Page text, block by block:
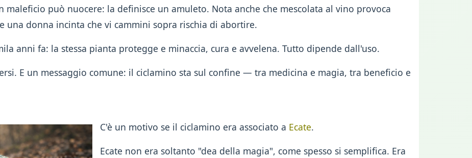
maleficio può nuocere: la definisce un amuleto. Nota anche che mescolata al vino provoca
una donna incinta che vi cammini sopra rischia di abortire.
anni fa: la stessa pianta protegge e minaccia, cura e avvelena. Tutto dipende dall'uso.
E un messaggio comune: il ciclamino sta sul confine — tra medicina e magia, tra beneficio e
C'è un motivo se il ciclamino era associato a Ecate.
Ecate non era soltanto "dea della magia", come spesso si semplifica. Era